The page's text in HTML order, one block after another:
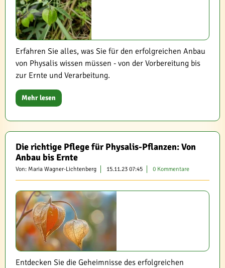
Erfahren Sie alles, was Sie für den erfolgreichen Anbau
von Physalis wissen müssen - von der Vorbereitung bis
zur Ernte und Verarbeitung.
Mehr lesen
Die richtige Pflege für Physalis-Pflanzen: Von
Anbau bis Ernte
Von: Maria Wagner-Lichtenberg 15.11.23 07:45 0 Kommentare
Entdecken Sie die Geheimnisse des erfolgreichen